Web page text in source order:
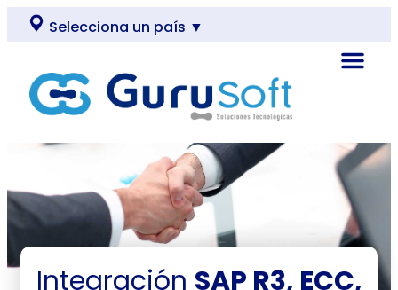
Selecciona un país ▼
Integración SAP R3, ECC,